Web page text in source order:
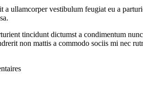
a ullamcorper vestibulum feugiat eu a
tincidunt dictumst a condimentum
non mattis a commodo sociis mi nec